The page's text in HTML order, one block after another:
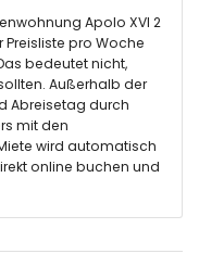
Apolo XVI 2
Preisliste pro Woche
bedeutet nicht,
Außerhalb der
Abreisetag durch
mit den
wird automatisch
online buchen und